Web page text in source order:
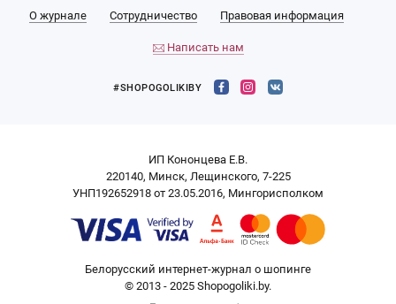
О журнале Сотрудничество Правовая информация
Написать нам
#SHOPOGOLIKIBY
ИП Кононцева Е.В.
220140, Минск, Лещинского, 7-225
УНП192652918 от 23.05.2016, Мингорисполком
Белорусский интернет-журнал о шопинге
© 2013 - 2025 Shopogoliki.by.